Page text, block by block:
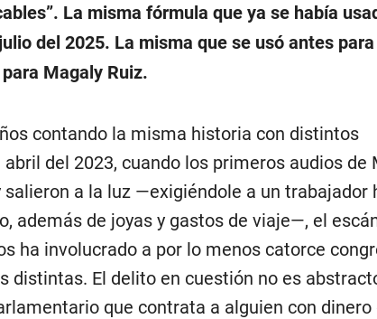
La misma fórmula que ya se había
del 2025. La misma que se usó antes
Magaly Ruiz.
contando la misma historia con distintos
abril del 2023, cuando los primeros audios de
salieron a la luz —exigiéndole a un trabajador
además de joyas y gastos de viaje—, el
ha involucrado a por lo menos catorce
distintas. El delito en cuestión no es
que contrata a alguien con dinero